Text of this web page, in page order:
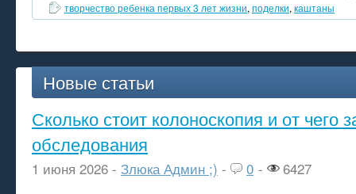
творчество ребенка первых 3 лет жизни, поделки, каштаны
Новые статьи
Сколько стоит колоноскопия и от чего
обследования
1 июня 2026 - Злюка Админ ;) - 0 - 6427